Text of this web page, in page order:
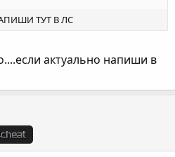
ТУТ В ЛС
актуально напиши в